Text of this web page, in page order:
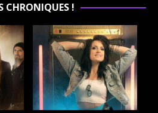
CHRONIQUES !